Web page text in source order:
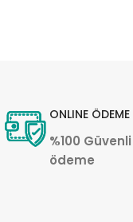
ONLINE ÖDEME
%100 Güvenli
ödeme